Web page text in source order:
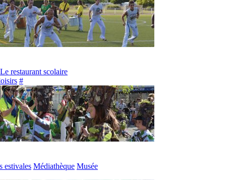
Le restaurant scolaire
#
estivales Médiathèque Musée